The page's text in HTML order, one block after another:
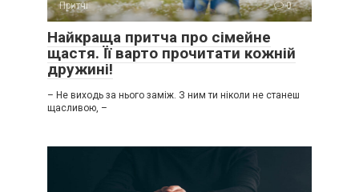
Притчі 0
Найкраща притча про сімейне
щастя. Її варто прочитати кожній
дружині!
– Не виходь за нього заміж. З ним ти ніколи не станеш
щасливою, –